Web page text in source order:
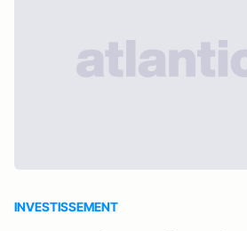
INVESTISSEMENT